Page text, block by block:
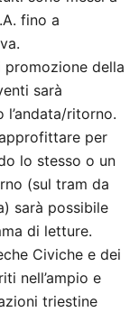
fino a
promozione della
sarà
ritorno.
per
lo stesso o un
(sul tram da
sarà possibile
di letture.
Civiche e dei
nell’ampio e
triestine